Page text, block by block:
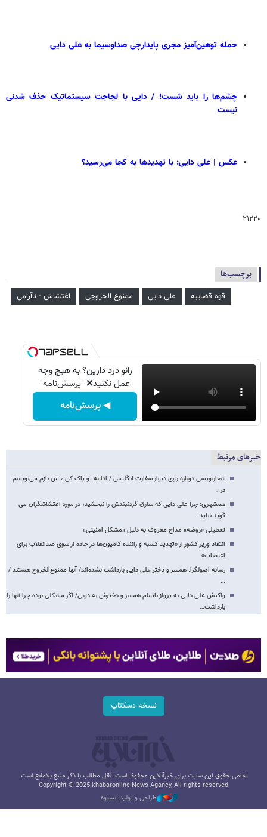
حمله توهین‌آمیز مجری پایدارچی صداوسیما به علی دایی
چشم‌ها را باید شست! / دایی با لجاجت سیستماتیک حذف شدنی
نیست
عکس | علی دایی: با تهدیدها به کجا می‌رسید؟
۲۱۲۲۰
برچسب‌ها
قوه قضاییه علی دایی ممنوع الخروجی اغتشاش - ناآرامی
زانو درد دارین؟ به هیچ وجه
عمل نکنید❌ "پرسش‌نامه"
◀ پرسش‌نامه
خبرهای مرتبط
شعارنویسی دوباره روی دیوار سفارت انگلیس / ادامه تو پاک‌ کن ، من بازم می‌نویسم
در…
همشهری: چرا علی دایی که سارق گردنبندش را نبخشید، در مورد اغتشاشگران می
گوید نباید…
تعطیلی «روضه‌» مداح معروف به دلیل «مشکل امنیتی»
انتقاد وزیر کشور از «تهدید کسبه و راننده کامیون‌ها در جاده از سوی ضدانقلاب برای
اعتصاب»
رسانه اصولگرا: همسر و دختر علی دایی بازداشت نشده‌اند/ آنها ممنوع‌الخروج هستند /
…
واکنش علی دایی به پرواز ناتمام همسر و دخترش به دوبی/ اگر مشکلی بوده چرا آنها را
بازداشت…
نسخه دسکتاپ
تمامی حقوق این سایت برای خبرآنلاین محفوظ است. نقل مطالب با ذکر منبع بلامانع است.
Copyright © 2025 khabaronline News Agancy, All rights reserved
طراحی و تولید: نستوه